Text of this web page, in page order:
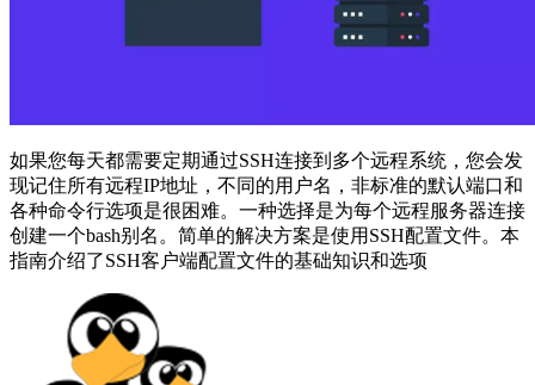
如果您每天都需要定期通过SSH连接到多个远程系统，您会发
现记住所有远程IP地址，不同的用户名，非标准的默认端口和
各种命令行选项是很困难。一种选择是为每个远程服务器连接
创建一个bash别名。简单的解决方案是使用SSH配置文件。本
指南介绍了SSH客户端配置文件的基础知识和选项